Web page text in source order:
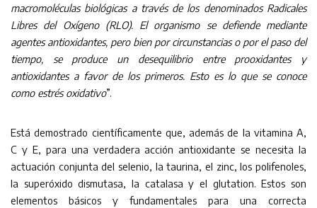
macromoléculas biológicas a través de los denominados Radicales
Libres del Oxígeno (RLO). El organismo se defiende mediante
agentes antioxidantes, pero bien por circunstancias o por el paso del
tiempo, se produce un desequilibrio entre prooxidantes y
antioxidantes a favor de los primeros. Esto es lo que se conoce
como estrés oxidativo”.
Está demostrado científicamente que, además de la vitamina A,
C y E, para una verdadera acción antioxidante se necesita la
actuación conjunta del selenio, la taurina, el zinc, los polifenoles,
la superóxido dismutasa, la catalasa y el glutation. Estos son
elementos básicos y fundamentales para una correcta